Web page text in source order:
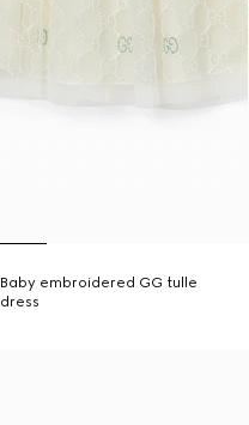
Baby embroidered GG tulle
dress